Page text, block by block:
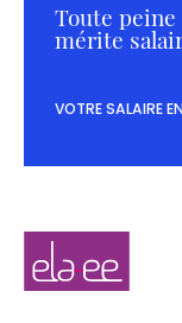
Toute peine
mérite
VOTRE SALAIRE
Navigation
secondaire
Elaee